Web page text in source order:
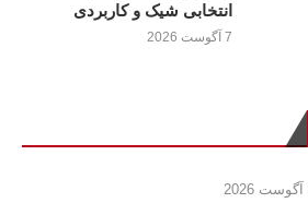
انتخابی شیک و کاربردی
7 آگوست 2026